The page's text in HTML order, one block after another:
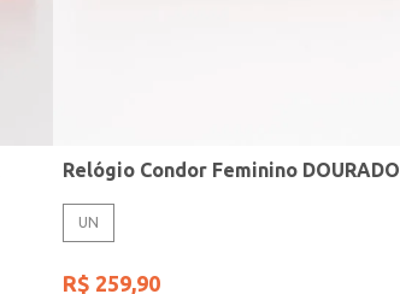
Relógio Condor Feminino DOURADO
UN
R$ 259,90